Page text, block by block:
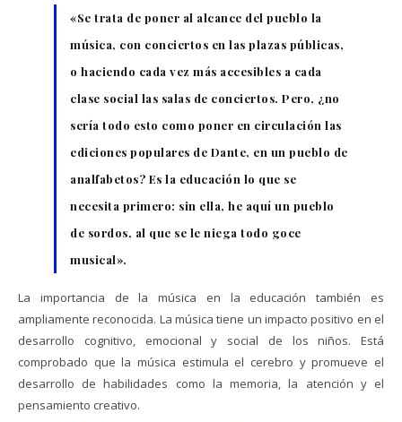
«Se trata de poner al alcance del pueblo la
música, con conciertos en las plazas públicas,
o haciendo cada vez más accesibles a cada
clase social las salas de conciertos. Pero, ¿no
sería todo esto como poner en circulación las
ediciones populares de Dante, en un pueblo de
analfabetos? Es la educación lo que se
necesita primero: sin ella, he aquí un pueblo
de sordos, al que se le niega todo goce
musical».
La importancia de la música en la educación también es
ampliamente reconocida. La música tiene un impacto positivo en el
desarrollo cognitivo, emocional y social de los niños. Está
comprobado que la música estimula el cerebro y promueve el
desarrollo de habilidades como la memoria, la atención y el
pensamiento creativo.